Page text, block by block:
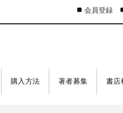
購入方法 著者募集 書店
会員登録